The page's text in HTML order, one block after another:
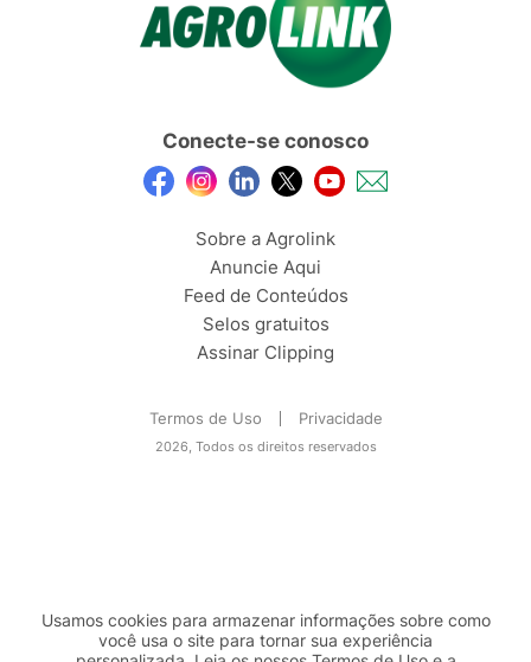
Conecte-se conosco
Sobre a Agrolink
Anuncie Aqui
Feed de Conteúdos
Selos gratuitos
Assinar Clipping
Termos de Uso Privacidade
2026, Todos os direitos reservados
Usamos cookies para armazenar informações sobre como
você usa o site para tornar sua experiência